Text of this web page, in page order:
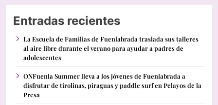
Entradas recientes
La Escuela de Familias de Fuenlabrada traslada sus talleres
al aire libre durante el verano para ayudar a padres de
adolescentes
ONFuenla Summer lleva a los jóvenes de Fuenlabrada a
disfrutar de tirolinas, piraguas y paddle surf en Pelayos de la
Presa